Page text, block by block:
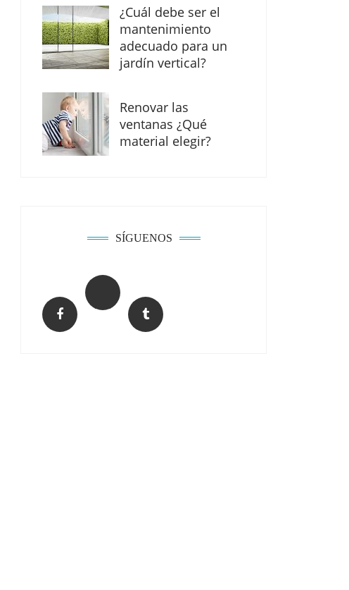
¿Cuál debe ser el
mantenimiento
adecuado para un
jardín vertical?
Renovar las
ventanas ¿Qué
material elegir?
SÍGUENOS